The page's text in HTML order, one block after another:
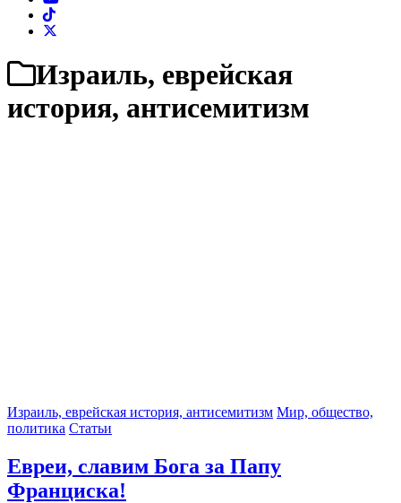
Израиль, еврейская
история, антисемитизм
Израиль, еврейская история, антисемитизм Мир, общество,
политика Статьи
Евреи, славим Бога за Папу
Франциска!